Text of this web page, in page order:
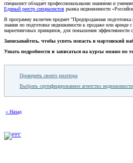
специалист обладает профессиональными знаниями и
Единый реестр специалистов рынка недвижимости
В программу включен предмет "Предпродажная
знания по подготовке недвижимости к продаже или аренде
маркетинговых принципов, для повышения эффективности
Записывайтесь, чтобы успеть попасть в мартовский
Узнать подробности и записаться на курсы можно по
Проверить своего риэлтора
Выбрать сертифицированное агентство недвижимости
« Назад